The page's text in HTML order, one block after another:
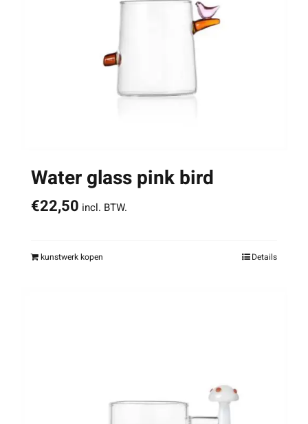
Water glass pink bird
€22,50 incl. BTW.
kunstwerk kopen Details